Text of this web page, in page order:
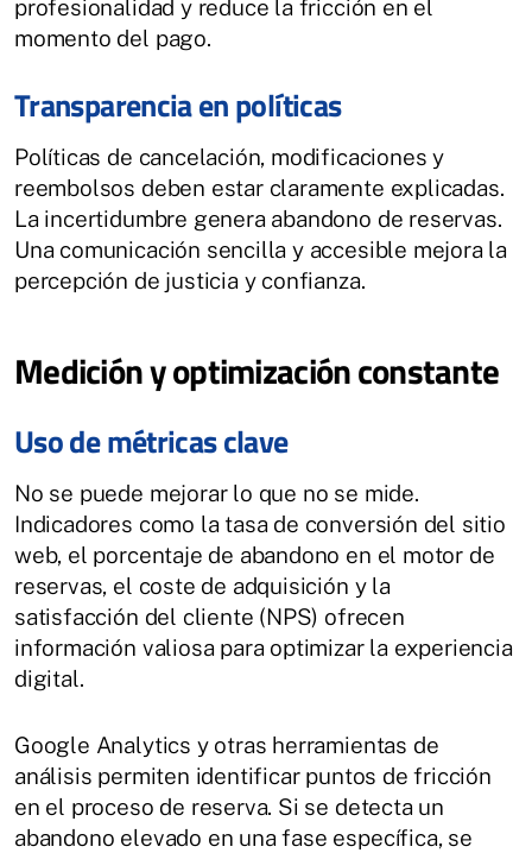
profesionalidad y reduce la fricción en el
momento del pago.
Transparencia en políticas
Políticas de cancelación, modificaciones y
reembolsos deben estar claramente explicadas.
La incertidumbre genera abandono de reservas.
Una comunicación sencilla y accesible mejora la
percepción de justicia y confianza.
Medición y optimización constante
Uso de métricas clave
No se puede mejorar lo que no se mide.
Indicadores como la tasa de conversión del sitio
web, el porcentaje de abandono en el motor de
reservas, el coste de adquisición y la
satisfacción del cliente (NPS) ofrecen
información valiosa para optimizar la experiencia
digital.
Google Analytics y otras herramientas de
análisis permiten identificar puntos de fricción
en el proceso de reserva. Si se detecta un
abandono elevado en una fase específica, se